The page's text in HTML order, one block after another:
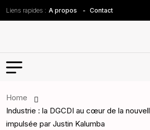
Liens rapides : A propos Contact
Home
Industrie : la DGCDI au cœur de la
impulsée par Justin Kalumba